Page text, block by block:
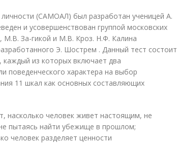
(САМОАЛ) был разработан ученицей А.
и усовершенствован группой московских
За-гикой и М.В. Кроз. Н.Ф. Калина
Э. Шострем . Данный тест состоит
каждый из которых включает два
поведенческого характера на выбор
11 шкал как основных составляющих
насколько человек живет настоящим, не
пытаясь найти убежище в прошлом;
человек разделяет ценности